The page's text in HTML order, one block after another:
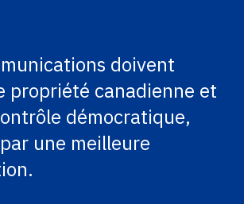
doivent
propriété canadienne et
démocratique,
une meilleure